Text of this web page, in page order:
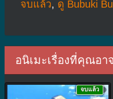
จบแล้ว, ดู Bubuki
อนิเมะเรื่องที่คุณอา
จบแล้ว